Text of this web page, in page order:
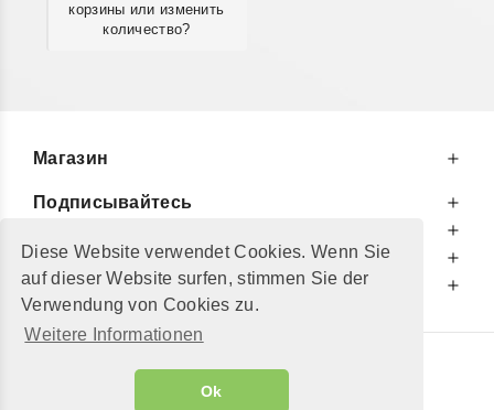
Diese Website verwendet Cookies. Wenn Sie
auf dieser Website surfen, stimmen Sie der
Verwendung von Cookies zu.
Weitere Informationen
Ok
корзины или изменить
количество?
Магазин
Подписывайтесь
Информируем Вас
Дополнительно
© 2002 - 2026"Petershop GmbH"
Alle Preise inkl. MwSt. und zzgl.